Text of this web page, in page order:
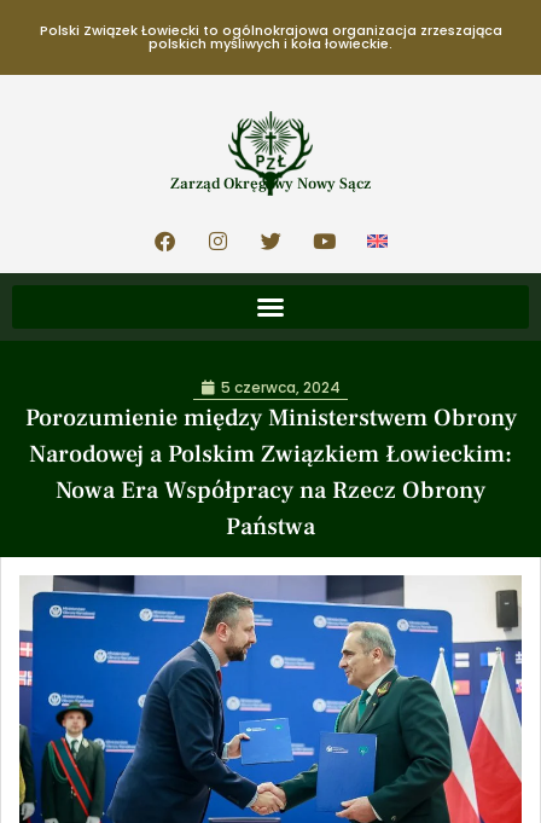
Polski Związek Łowiecki to ogólnokrajowa organizacja zrzeszająca
polskich myśliwych i koła łowieckie.
Zarząd Okręgowy Nowy Sącz
Porozumienie między Ministerstwem Obrony
Narodowej a Polskim Związkiem Łowieckim:
Nowa Era Współpracy na Rzecz Obrony
Państwa
5 czerwca, 2024